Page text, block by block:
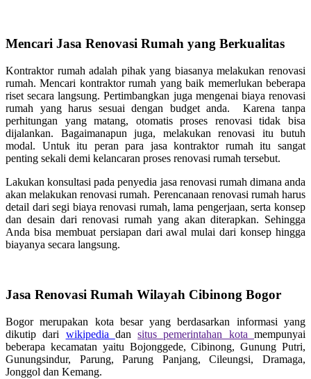
Mencari Jasa Renovasi Rumah yang Berkualitas
Kontraktor rumah adalah pihak yang biasanya melakukan renovasi
rumah. Mencari kontraktor rumah yang baik memerlukan beberapa
riset secara langsung. Pertimbangkan juga mengenai biaya renovasi
rumah yang harus sesuai dengan budget anda. Karena tanpa
perhitungan yang matang, otomatis proses renovasi tidak bisa
dijalankan. Bagaimanapun juga, melakukan renovasi itu butuh
modal. Untuk itu peran para jasa kontraktor rumah itu sangat
penting sekali demi kelancaran proses renovasi rumah tersebut.
Lakukan konsultasi pada penyedia jasa renovasi rumah dimana anda
akan melakukan renovasi rumah. Perencanaan renovasi rumah harus
detail dari segi biaya renovasi rumah, lama pengerjaan, serta konsep
dan desain dari renovasi rumah yang akan diterapkan. Sehingga
Anda bisa membuat persiapan dari awal mulai dari konsep hingga
biayanya secara langsung.
Jasa Renovasi Rumah Wilayah Cibinong Bogor
Bogor merupakan kota besar yang berdasarkan informasi yang
dikutip dari wikipedia dansitus pemerintahan kotamempunyai
beberapa kecamatan yaitu Bojonggede, Cibinong, Gunung Putri,
Gunungsindur, Parung, Parung Panjang, Cileungsi, Dramaga,
Jonggol dan Kemang.